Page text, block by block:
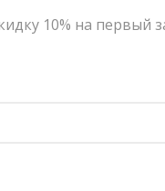
10% на первый